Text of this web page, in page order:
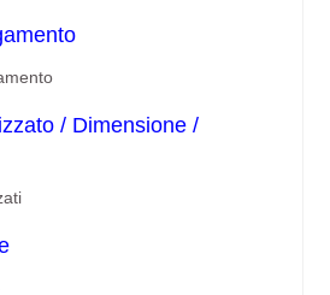
/ Dimensione /